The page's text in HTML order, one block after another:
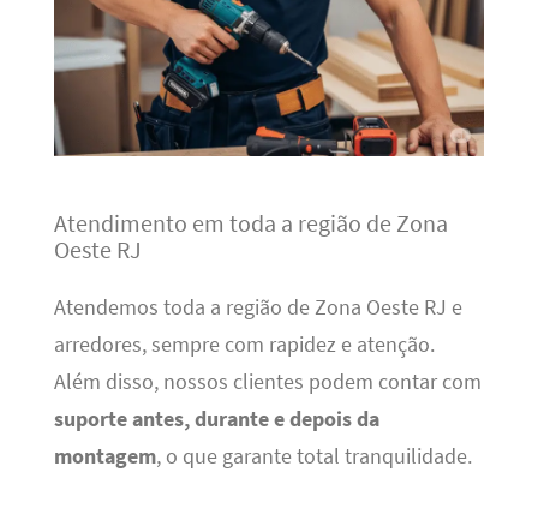
Atendimento em toda a região de Zona
Oeste RJ
Atendemos toda a região de Zona Oeste RJ e
arredores, sempre com rapidez e atenção.
Além disso, nossos clientes podem contar com
suporte antes, durante e depois da
montagem, o que garante total tranquilidade.